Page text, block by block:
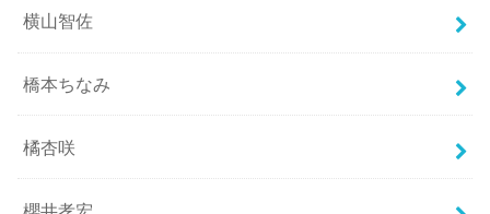
横山智佐
橋本ちなみ
橘杏咲